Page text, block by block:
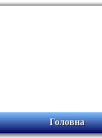
Головна